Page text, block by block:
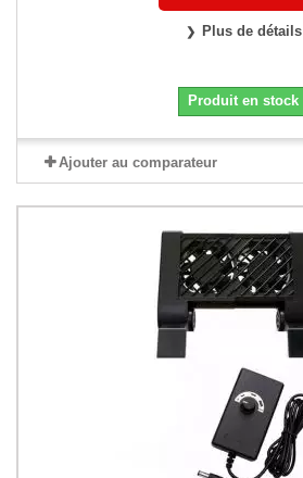
Plus de détails
Produit en stock
Ajouter au comparateur